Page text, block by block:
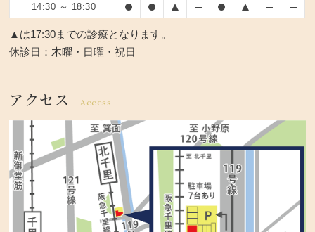
14:30 ～ 18:30
▲は17:30までの診療となります。
休診日：木曜・日曜・祝日
アクセス Access